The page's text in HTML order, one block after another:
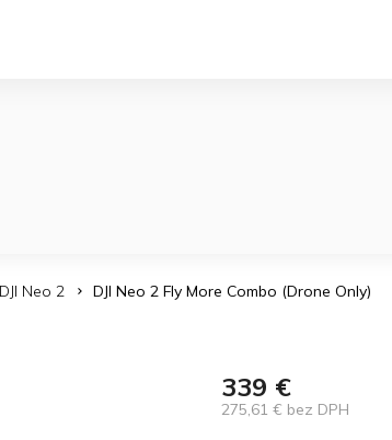
Neo 2 DJI Neo 2 Fly More Combo (Drone Only)
339 €
275,61 € bez DPH